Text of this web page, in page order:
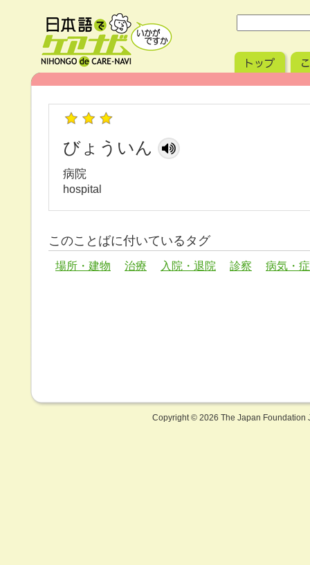
びょういん
病院
hospital
このことばに付いているタグ
場所・建物 治療 入院・退院 診察 病気・
Copyright © 2026 The Japan Foundation